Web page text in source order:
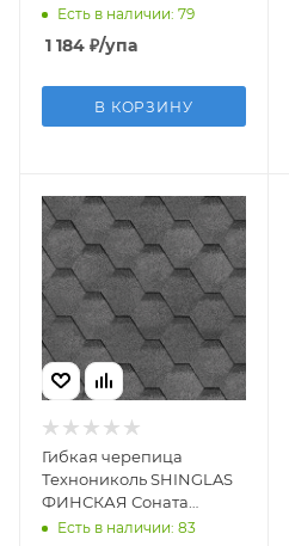
м2/уп)
Есть в наличии: 79
1 184 ₽/упа
В КОРЗИНУ
Гибкая черепица
Технониколь SHINGLAS
ФИНСКАЯ Соната
(Серый) однослойная
Есть в наличии: 83